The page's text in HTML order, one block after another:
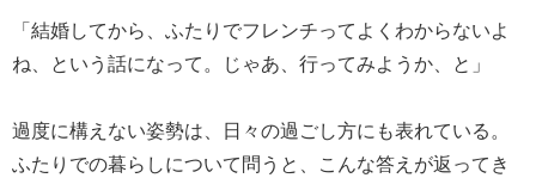
「結婚してから、ふたりでフレンチってよくわからないよ
ね、という話になって。じゃあ、行ってみようか、と」
過度に構えない姿勢は、日々の過ごし方にも表れている。
ふたりでの暮らしについて問うと、こんな答えが返ってき